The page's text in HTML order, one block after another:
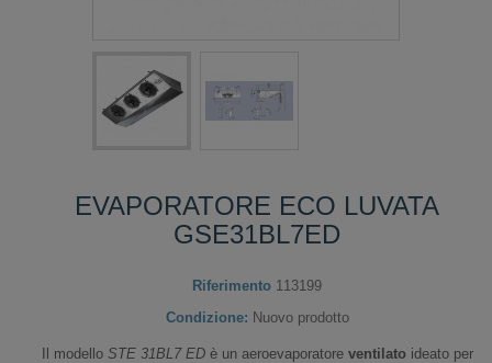
EVAPORATORE ECO LUVATA
GSE31BL7ED
Riferimento 113199
Condizione: Nuovo prodotto
Il modello STE 31BL7 ED è un aeroevaporatore ventilatoideato per